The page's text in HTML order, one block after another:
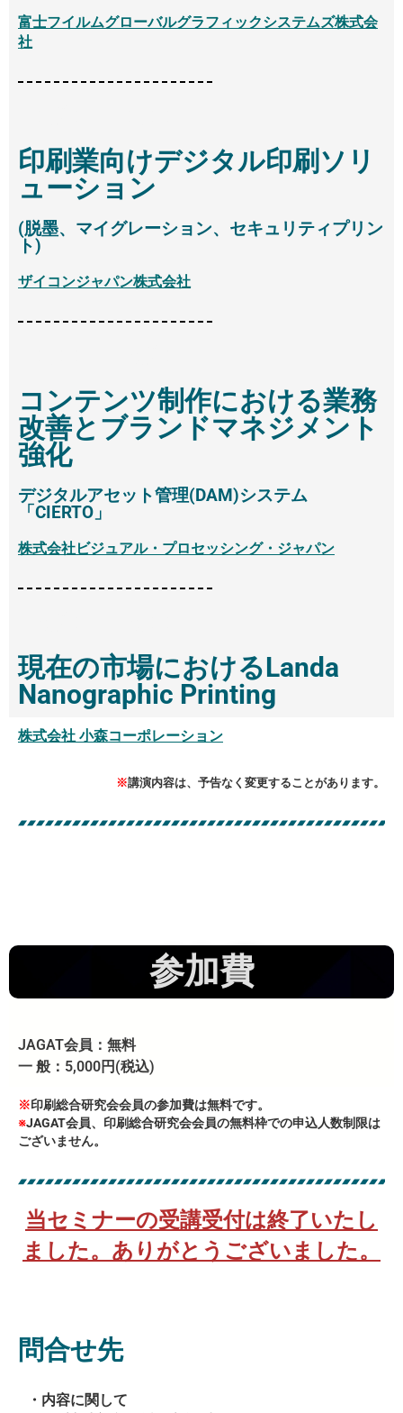
富士フイルムグローバルグラフィックシステムズ株式会
社
印刷業向けデジタル印刷ソリ
ューション
(脱墨、マイグレーション、セキュリティプリン
ト)
ザイコンジャパン株式会社
コンテンツ制作における業務
改善とブランドマネジメント
強化
デジタルアセット管理(DAM)システム
「CIERTO」
株式会社ビジュアル・プロセッシング・ジャパン
現在の市場におけるLanda
Nanographic Printing
株式会社 小森コーポレーション
※講演内容は、予告なく変更することがあります。
参加費
JAGAT会員：無料
一 般：5,000円(税込)
※印刷総合研究会会員の参加費は無料です。
※JAGAT会員、印刷総合研究会会員の無料枠での申込人数制限は
ございません。
当セミナーの受講受付は終了いたし
ました。ありがとうございました。
問合せ先
・内容に関して